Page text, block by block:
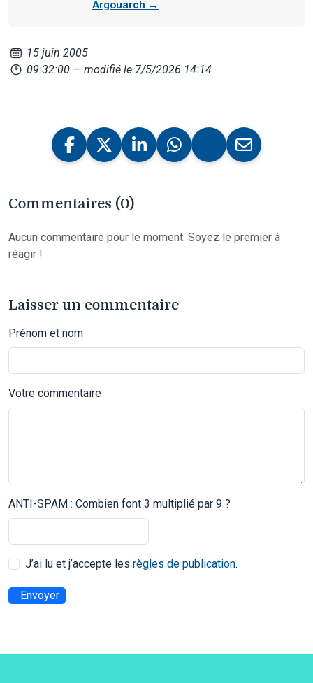
Argouarch →
15 juin 2005
09:32:00 — modifié le 7/5/2026 14:14
Commentaires (0)
Aucun commentaire pour le moment. Soyez le premier à
réagir !
Laisser un commentaire
Prénom et nom
Votre commentaire
ANTI-SPAM : Combien font 3 multiplié par 9 ?
J’ai lu et j’accepte les règles de publication.
Envoyer